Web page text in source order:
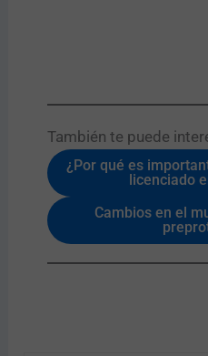
También te puede
¿Por qué es
licenciado
Cambios en el